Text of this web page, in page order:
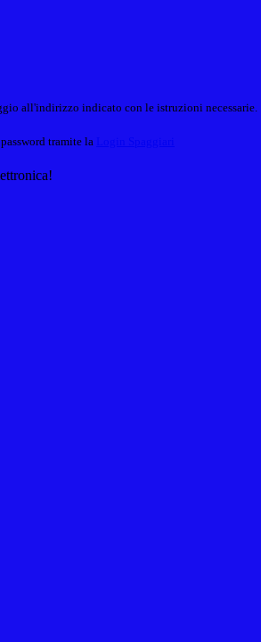
all'indirizzo indicato con le istruzioni necessarie.
tramite la